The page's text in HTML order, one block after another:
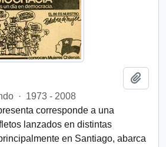
· 1973 - 2008
corresponde a una
lanzados en distintas
en Santiago, abarca